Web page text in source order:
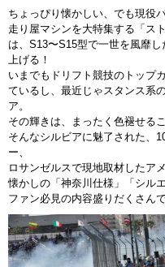
ちょっぴり懐かしい、でも現役
走り屋マシンを大特集する「ス
は、S13〜S15型で一世を風靡
上げる！
いまでもドリフト競技のトップ
ているし、最近じゃスタンス系
ア。
その輝きは、まったく色褪せる
そんなシルビアに魅了された、
ー、
ロサンゼルスで現地取材したア
懐かしの「神奈川仕様」「シル
ファン必見の内容盛りだくさん